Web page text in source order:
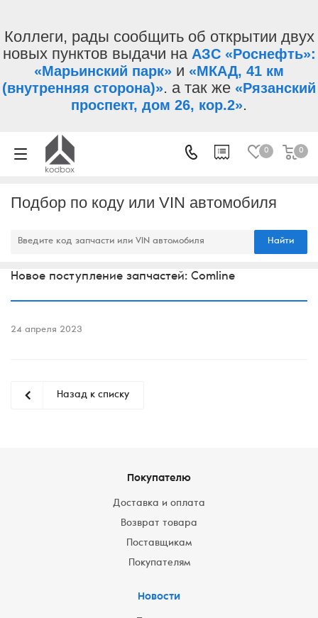
Коллеги, рады сообщить об открытии двух
новых пунктов выдачи на АЗС «Роснефть»:
«Марьинский парк» и «МКАД, 41 км
(внутренняя сторона)». а так же «Рязанский
проспект, дом 26, кор.2».
0 0
Подбор по коду или VIN автомобиля
Найти
Новое поступление запчастей: Comline
24 апреля 2023
Назад к списку
Покупателю
Доставка и оплата
Возврат товара
Поставщикам
Покупателям
Новости